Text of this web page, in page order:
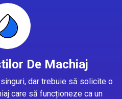
De Machiaj
dar trebuie să solicite o
care să funcționeze ca un